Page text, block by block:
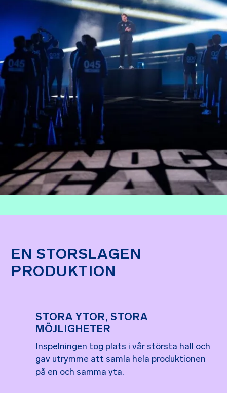
EN STORSLAGEN
PRODUKTION
STORA YTOR, STORA
MÖJLIGHETER
Inspelningen tog plats i vår största hall och
gav utrymme att samla hela produktionen
på en och samma yta.